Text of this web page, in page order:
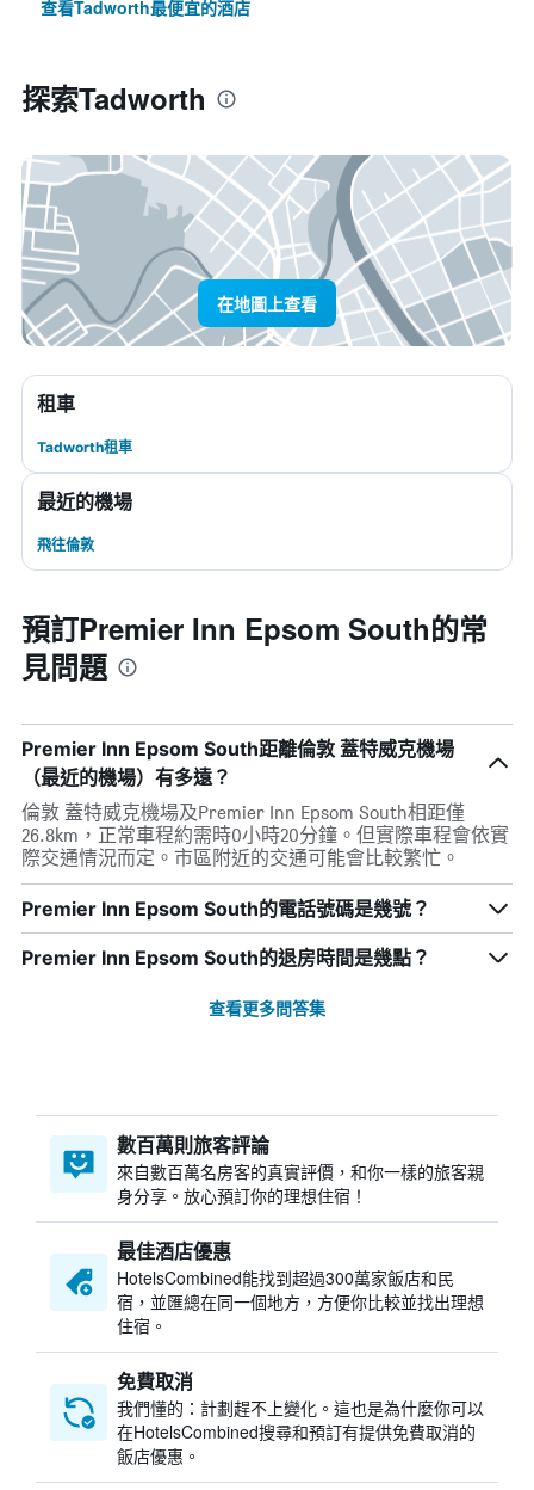
查看Tadworth最便宜的酒店
探索Tadworth
在地圖上查看
租車
Tadworth租車
最近的機場
飛往倫敦
預訂Premier Inn Epsom South的常
見問題
Premier Inn Epsom South距離倫敦 蓋特威克機場
（最近的機場）有多遠？
倫敦 蓋特威克機場及Premier Inn Epsom South相距僅
26.8km，正常車程約需時0小時20分鐘。但實際車程會依實
際交通情況而定。市區附近的交通可能會比較繁忙。
Premier Inn Epsom South的電話號碼是幾號？
Premier Inn Epsom South的退房時間是幾點？
查看更多問答集
數百萬則旅客評論
來自數百萬名房客的真實評價，和你一樣的旅客親
身分享。放心預訂你的理想住宿！
最佳酒店優惠
HotelsCombined​能找到超過300萬家飯店和民
宿，並匯總在同一個地方，方便你比較並找出理想
住宿。
免費取消
我們懂的：計劃趕不上變化。這也是為什麼你可以
在HotelsCombined搜尋和預訂有提供免費取消的
飯店優惠。